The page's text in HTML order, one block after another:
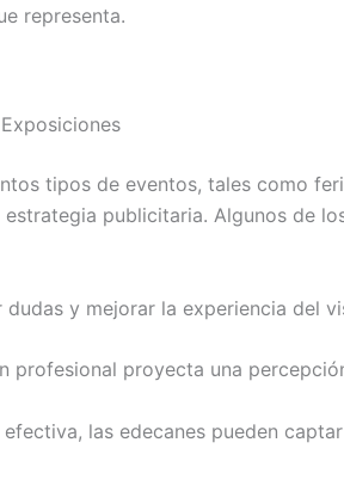
representa.
tipos de eventos, tales como
publicitaria. Algunos de
y mejorar la experiencia del
profesional proyecta una
las edecanes pueden